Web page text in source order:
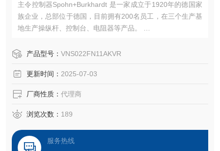
主令控制器Spohn+Burkhardt 是一家成立于1920年的德国家
族企业，总部位于德国，目前拥有200名员工，在三个生产基
地生产操纵杆、控制台、电阻器等产品。 ‌
主要产品包括：
线连接，适用于工程、农业等苛刻环境，具备自动复位、机
‌控制台‌：如MFK-MFA系列，专为狭长舱室设计，支持客户定
制配色和
产品型号： VNS022FN11AKVR
更新时间： 2025-07-03
厂商性质： 代理商
浏览次数： 189
服务热线